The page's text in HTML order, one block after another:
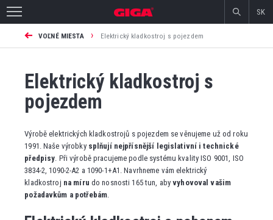
SK
VOĽNÉ MIESTA › Elektrický kladkostroj s pojezdem
Elektrický kladkostroj s
pojezdem
Výrobě elektrických kladkostrojů s pojezdem se věnujeme už od roku
1991. Naše výrobky splňují nejpřísnější legislativní i technické
předpisy. Při výrobě pracujeme podle systému kvality ISO 9001, ISO
3834-2, 1090-2-A2 a 1090-1+A1. Navrhneme vám elektrický
kladkostroj na míru do nosnosti 165 tun, aby vyhovoval vašim
požadavkům a potřebám.